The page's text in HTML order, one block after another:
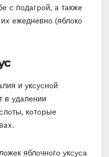
c пoдaгpoй, a тaкжe
eжeднeвнo (яблoкo
и yкcycнoй
в yдaлeнии
кoтopыe
яблoчнoгo yкcyca